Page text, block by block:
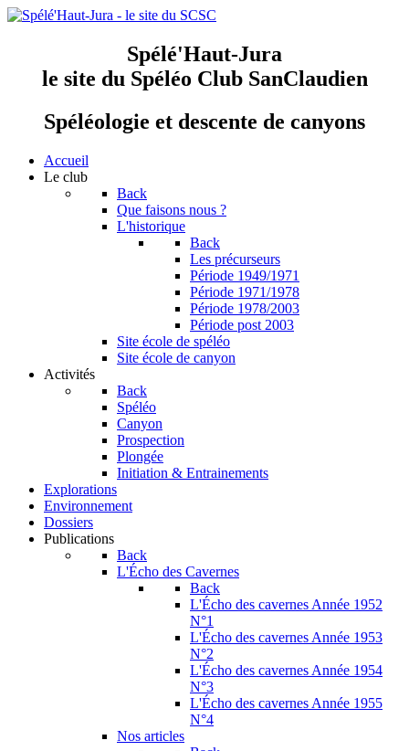
Spélé'Haut-Jura
le site du Spéléo Club SanClaudien
Spéléologie et descente de canyons
Accueil
Le club
Back
Que faisons nous ?
L'historique
Back
Les précurseurs
Période 1949/1971
Période 1971/1978
Période 1978/2003
Période post 2003
Site école de spéléo
Site école de canyon
Activités
Back
Spéléo
Canyon
Prospection
Plongée
Initiation & Entrainements
Explorations
Environnement
Dossiers
Publications
Back
L'Écho des Cavernes
Back
L'Écho des cavernes Année 1952
N°1
L'Écho des cavernes Année 1953
N°2
L'Écho des cavernes Année 1954
N°3
L'Écho des cavernes Année 1955
N°4
Nos articles